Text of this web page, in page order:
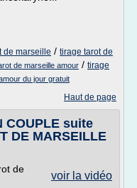
de marseille / tirage tarot de
de marseille amour / tirage
du jour gratuit
Haut de page
COUPLE suite
DE MARSEILLE
voir la vidéo
de